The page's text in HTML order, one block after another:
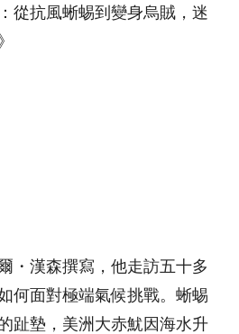
從抗風蜥蜴到變身烏賊，迷
・漢森撰寫，他走訪五十多
何面對極端氣候挑戰。蜥蜴
趾墊，美洲大赤魷因海水升